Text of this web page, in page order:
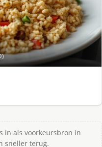
in als voorkeursbron in
sneller terug.